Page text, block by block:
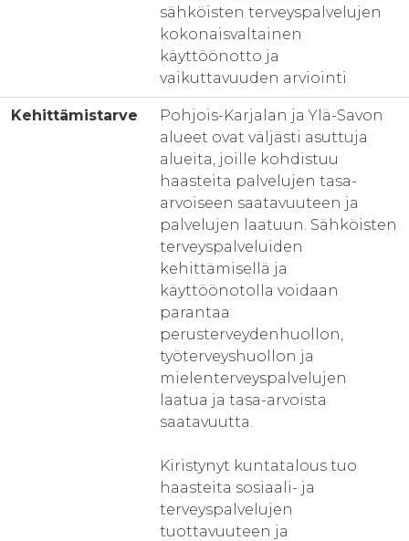
sähköisten terveyspalvelujen
kokonaisvaltainen
käyttöönotto ja
vaikuttavuuden arviointi
Kehittämistarve
Pohjois-Karjalan ja Ylä-Savon
alueet ovat väljästi asuttuja
alueita, joille kohdistuu
haasteita palvelujen tasa-
arvoiseen saatavuuteen ja
palvelujen laatuun. Sähköisten
terveyspalveluiden
kehittämisellä ja
käyttöönotolla voidaan
parantaa
perusterveydenhuollon,
työterveyshuollon ja
mielenterveyspalvelujen
laatua ja tasa-arvoista
saatavuutta.
Kiristynyt kuntatalous tuo
haasteita sosiaali- ja
terveyspalvelujen
tuottavuuteen ja